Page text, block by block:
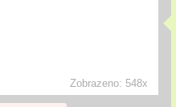
Zobrazeno: 548x